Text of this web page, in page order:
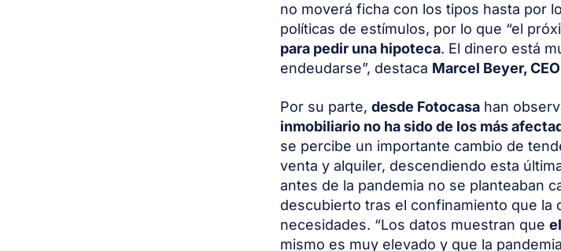
no moverá ficha con los tipos hasta por
políticas de estímulos, por lo que “el
para pedir una hipoteca. El dinero está
endeudarse”, destaca Marcel Beyer,
Por su parte, desde Fotocasa han
inmobiliario no ha sido de los más
se percibe un importante cambio de
venta y alquiler, descendiendo esta
antes de la pandemia no se planteaban
descubierto tras el confinamiento que la
necesidades. “Los datos muestran que
mismo es muy elevado y que la pandemia